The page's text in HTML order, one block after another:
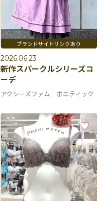
2026.06.23
新作スパークルシリーズコ
ーデ
アクシーズファム ポエティック